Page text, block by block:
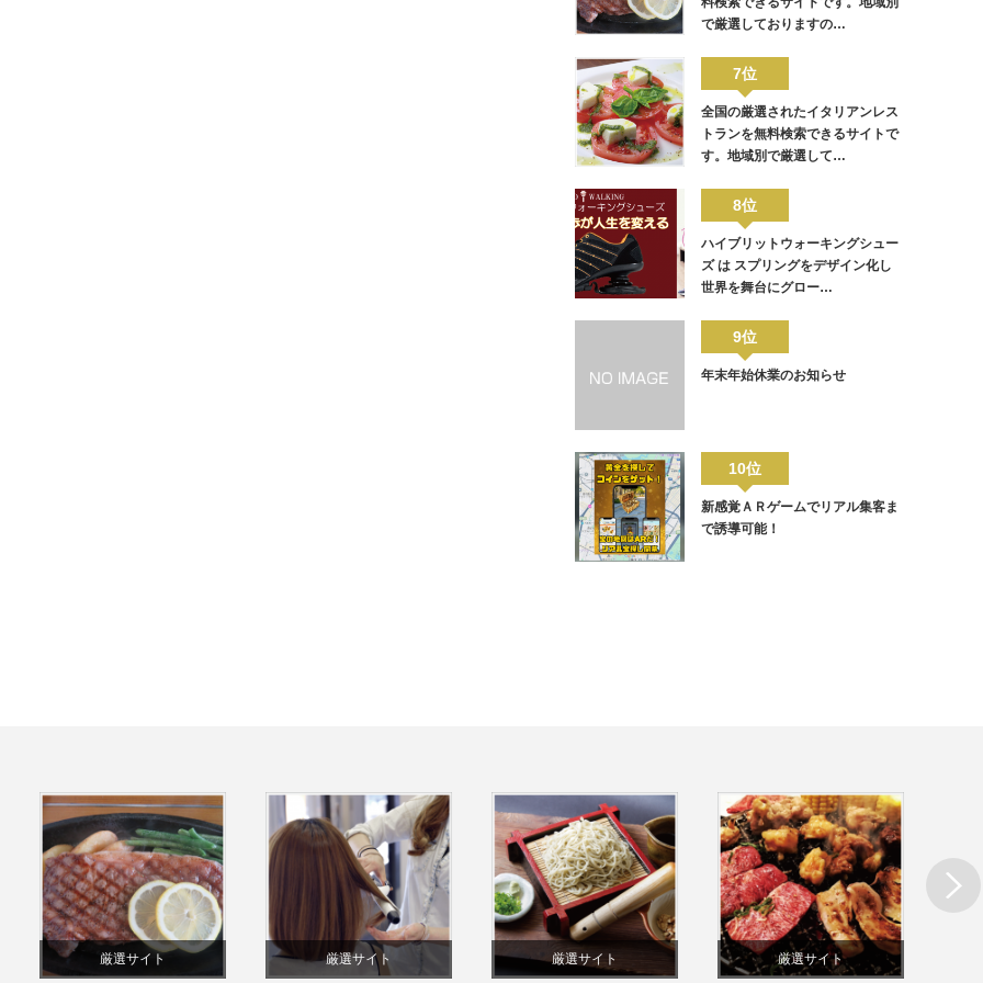
で厳選しておりますの…
7位
全国の厳選されたイタリアンレス
トランを無料検索できるサイトで
す。地域別で厳選して…
8位
ハイブリットウォーキングシュー
ズ は スプリングをデザイン化し
世界を舞台にグロー…
9位
年末年始休業のお知らせ
10位
新感覚ＡＲゲームでリアル集客ま
で誘導可能！
厳選サイト 厳選サイト 厳選サイト 厳選サイト
Next